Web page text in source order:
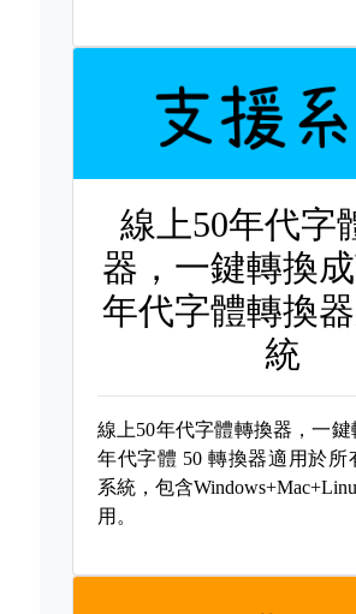
線上50年代字
器，一鍵轉換
年代字體轉換
統
線上50年代字體轉換器，一鍵
年代字體 50 轉換器適用於所
系統，包含
用。